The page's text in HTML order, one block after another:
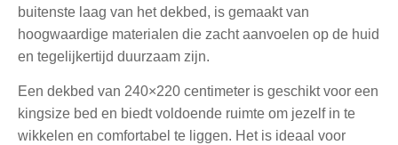
buitenste laag van het dekbed, is gemaakt van
hoogwaardige materialen die zacht aanvoelen op de huid
en tegelijkertijd duurzaam zijn.
Een dekbed van 240×220 centimeter is geschikt voor een
kingsize bed en biedt voldoende ruimte om jezelf in te
wikkelen en comfortabel te liggen. Het is ideaal voor